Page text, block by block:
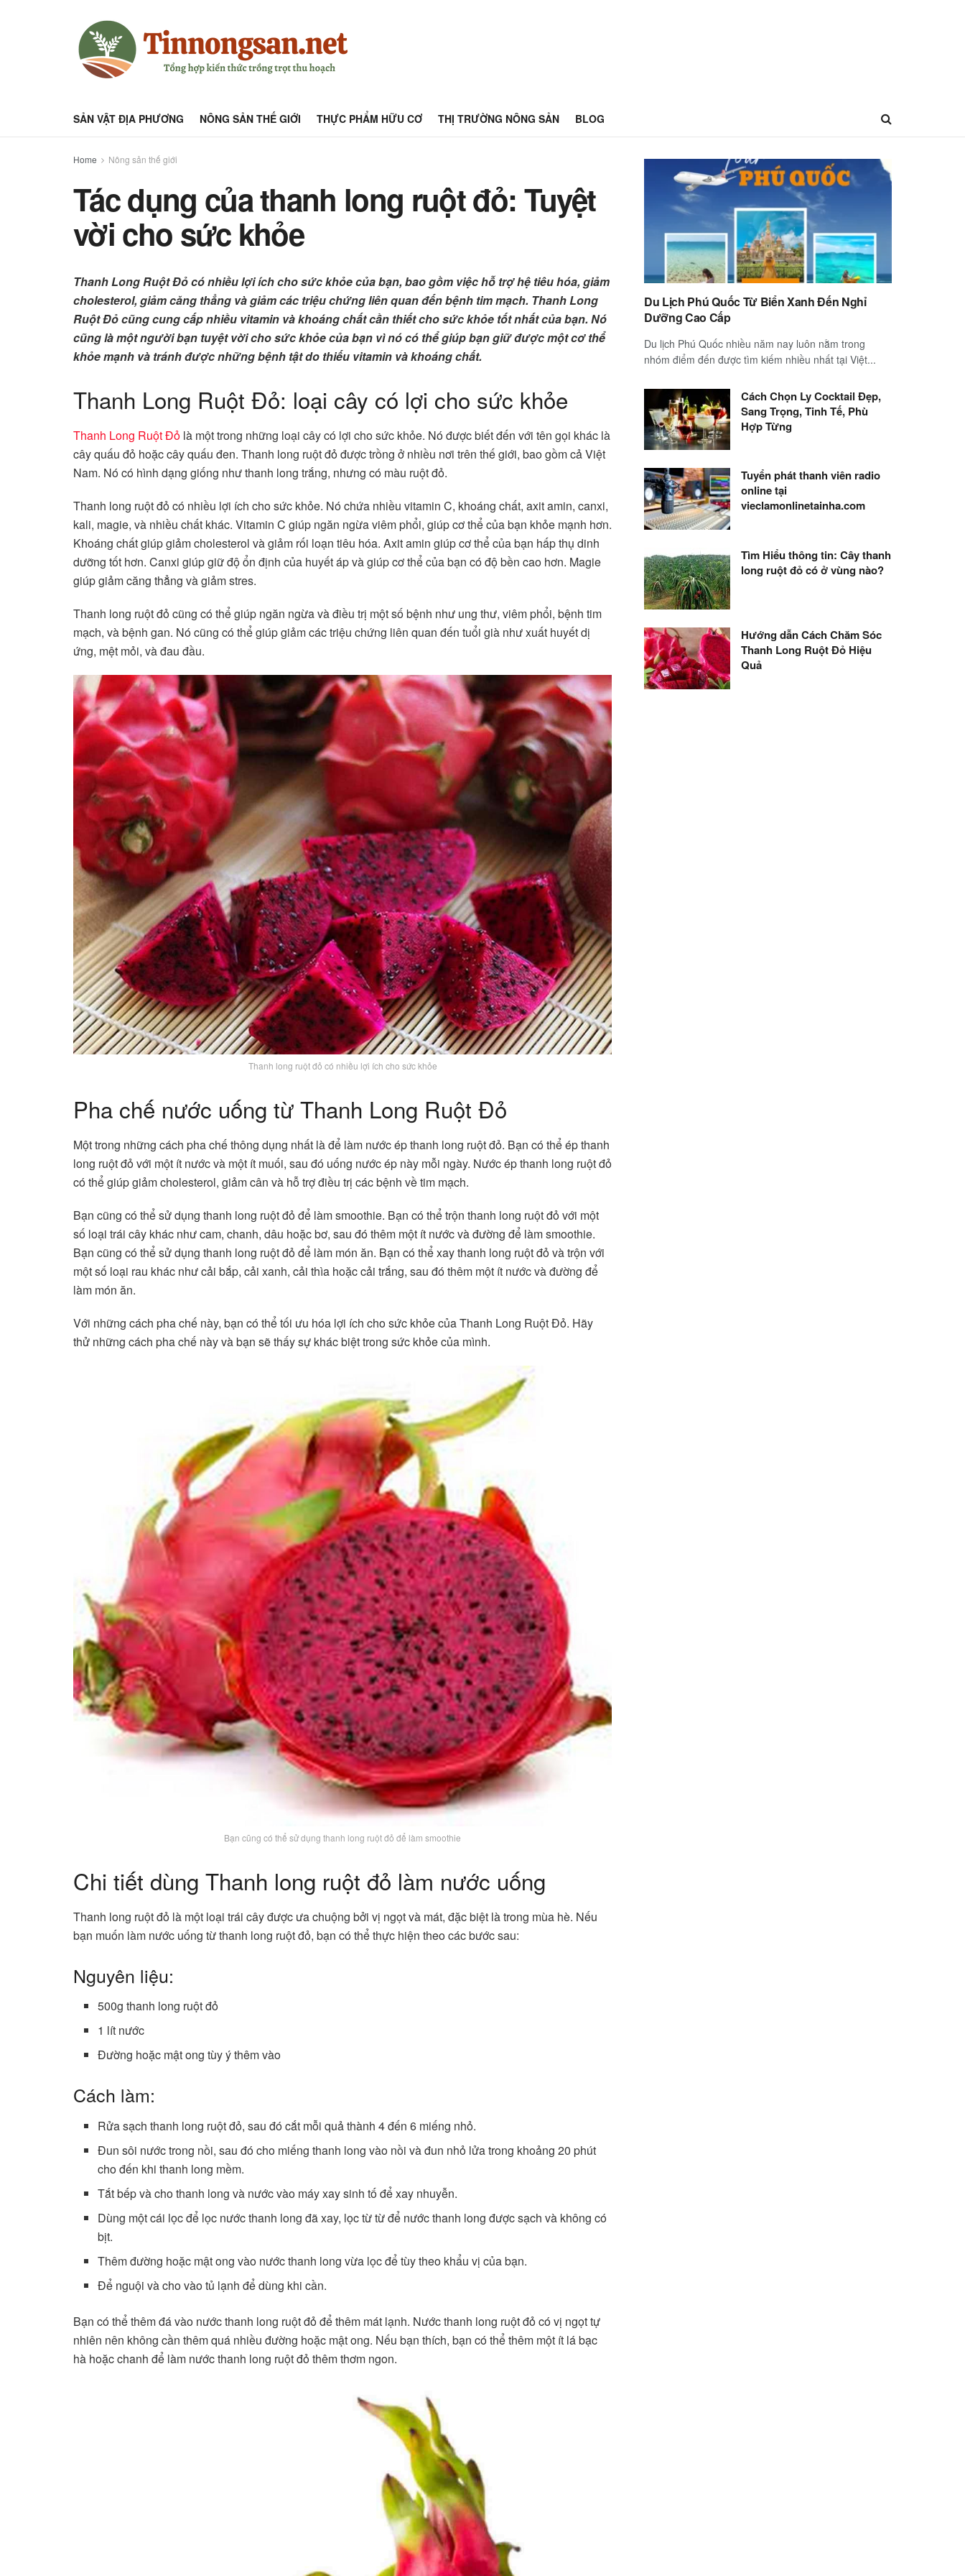
SẢN VẬT ĐỊA PHƯƠNG NÔNG SẢN THẾ GIỚI THỰC PHẨM HỮU CƠ THỊ TRƯỜNG NÔNG SẢN BLOG
Home Nông sản thế giới
Tác dụng của thanh long ruột đỏ: Tuyệt
vời cho sức khỏe
Thanh Long Ruột Đỏ có nhiều lợi ích cho sức khỏe của bạn, bao gồm việc hỗ trợ hệ tiêu hóa, giảm
cholesterol, giảm căng thẳng và giảm các triệu chứng liên quan đến bệnh tim mạch. Thanh Long
Ruột Đỏ cũng cung cấp nhiều vitamin và khoáng chất cần thiết cho sức khỏe tốt nhất của bạn. Nó
cũng là một người bạn tuyệt vời cho sức khỏe của bạn vì nó có thể giúp bạn giữ được một cơ thể
khỏe mạnh và tránh được những bệnh tật do thiếu vitamin và khoáng chất.
Thanh Long Ruột Đỏ: loại cây có lợi cho sức khỏe
Thanh Long Ruột Đỏ là một trong những loại cây có lợi cho sức khỏe. Nó được biết đến với tên gọi khác là
cây quấu đỏ hoặc cây quấu đen. Thanh long ruột đỏ được trồng ở nhiều nơi trên thế giới, bao gồm cả Việt
Nam. Nó có hình dạng giống như thanh long trắng, nhưng có màu ruột đỏ.
Thanh long ruột đỏ có nhiều lợi ích cho sức khỏe. Nó chứa nhiều vitamin C, khoáng chất, axit amin, canxi,
kali, magie, và nhiều chất khác. Vitamin C giúp ngăn ngừa viêm phổi, giúp cơ thể của bạn khỏe mạnh hơn.
Khoáng chất giúp giảm cholesterol và giảm rối loạn tiêu hóa. Axit amin giúp cơ thể của bạn hấp thụ dinh
dưỡng tốt hơn. Canxi giúp giữ độ ổn định của huyết áp và giúp cơ thể của bạn có độ bền cao hơn. Magie
giúp giảm căng thẳng và giảm stres.
Thanh long ruột đỏ cũng có thể giúp ngăn ngừa và điều trị một số bệnh như ung thư, viêm phổi, bệnh tim
mạch, và bệnh gan. Nó cũng có thể giúp giảm các triệu chứng liên quan đến tuổi già như xuất huyết dị
ứng, mệt mỏi, và đau đầu.
Thanh long ruột đỏ có nhiều lợi ích cho sức khỏe
Pha chế nước uống từ Thanh Long Ruột Đỏ
Một trong những cách pha chế thông dụng nhất là để làm nước ép thanh long ruột đỏ. Bạn có thể ép thanh
long ruột đỏ với một ít nước và một ít muối, sau đó uống nước ép này mỗi ngày. Nước ép thanh long ruột đỏ
có thể giúp giảm cholesterol, giảm cân và hỗ trợ điều trị các bệnh về tim mạch.
Bạn cũng có thể sử dụng thanh long ruột đỏ để làm smoothie. Bạn có thể trộn thanh long ruột đỏ với một
số loại trái cây khác như cam, chanh, dâu hoặc bơ, sau đó thêm một ít nước và đường để làm smoothie.
Bạn cũng có thể sử dụng thanh long ruột đỏ để làm món ăn. Bạn có thể xay thanh long ruột đỏ và trộn với
một số loại rau khác như cải bắp, cải xanh, cải thìa hoặc cải trắng, sau đó thêm một ít nước và đường để
làm món ăn.
Với những cách pha chế này, bạn có thể tối ưu hóa lợi ích cho sức khỏe của Thanh Long Ruột Đỏ. Hãy
thử những cách pha chế này và bạn sẽ thấy sự khác biệt trong sức khỏe của mình.
Bạn cũng có thể sử dụng thanh long ruột đỏ để làm smoothie
Chi tiết dùng Thanh long ruột đỏ làm nước uống
Thanh long ruột đỏ là một loại trái cây được ưa chuộng bởi vị ngọt và mát, đặc biệt là trong mùa hè. Nếu
bạn muốn làm nước uống từ thanh long ruột đỏ, bạn có thể thực hiện theo các bước sau:
Nguyên liệu:
500g thanh long ruột đỏ
1 lít nước
Đường hoặc mật ong tùy ý thêm vào
Cách làm:
Rửa sạch thanh long ruột đỏ, sau đó cắt mỗi quả thành 4 đến 6 miếng nhỏ.
Đun sôi nước trong nồi, sau đó cho miếng thanh long vào nồi và đun nhỏ lửa trong khoảng 20 phút
cho đến khi thanh long mềm.
Tắt bếp và cho thanh long và nước vào máy xay sinh tố để xay nhuyễn.
Dùng một cái lọc để lọc nước thanh long đã xay, lọc từ từ để nước thanh long được sạch và không có
bịt.
Thêm đường hoặc mật ong vào nước thanh long vừa lọc để tùy theo khẩu vị của bạn.
Để nguội và cho vào tủ lạnh để dùng khi cần.
Bạn có thể thêm đá vào nước thanh long ruột đỏ để thêm mát lạnh. Nước thanh long ruột đỏ có vị ngọt tự
nhiên nên không cần thêm quá nhiều đường hoặc mật ong. Nếu bạn thích, bạn có thể thêm một ít lá bạc
hà hoặc chanh để làm nước thanh long ruột đỏ thêm thơm ngon.
Du Lịch Phú Quốc Từ Biển Xanh Đến Nghỉ
Dưỡng Cao Cấp
Du lịch Phú Quốc nhiều năm nay luôn nằm trong
nhóm điểm đến được tìm kiếm nhiều nhất tại Việt...
Cách Chọn Ly Cocktail Đẹp,
Sang Trọng, Tinh Tế, Phù
Hợp Từng
Tuyển phát thanh viên radio
online tại
vieclamonlinetainha.com
Tìm Hiểu thông tin: Cây thanh
long ruột đỏ có ở vùng nào?
Hướng dẫn Cách Chăm Sóc
Thanh Long Ruột Đỏ Hiệu
Quả